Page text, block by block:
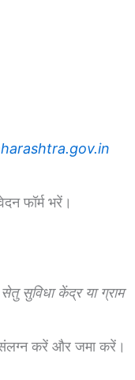
फॉर्म भरें।
सुविधा केंद्र या ग्राम
करें और जमा करें।